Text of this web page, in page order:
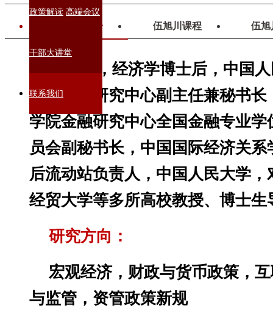
政策解读 高端会议
干部大讲堂
联系我们
伍旭川简介 伍旭川课程 伍旭
伍旭川，经济学博士后，中国
联网金融研究中心副主任兼秘书
学院金融研究中心全国金融专业
员会副秘书长，中国国际经济关
后流动站负责人，中国人民大学
经贸大学等多所高校教授、博士生
研究方向：
宏观经济，财政与货币政策，
与监管，资管政策新规